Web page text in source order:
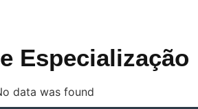
Especialização
data was found